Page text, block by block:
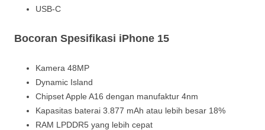
USB-C
Bocoran Spesifikasi iPhone 15
Kamera 48MP
Dynamic Island
Chipset Apple A16 dengan manufaktur 4nm
Kapasitas baterai 3.877 mAh atau lebih besar 18%
RAM LPDDR5 yang lebih cepat